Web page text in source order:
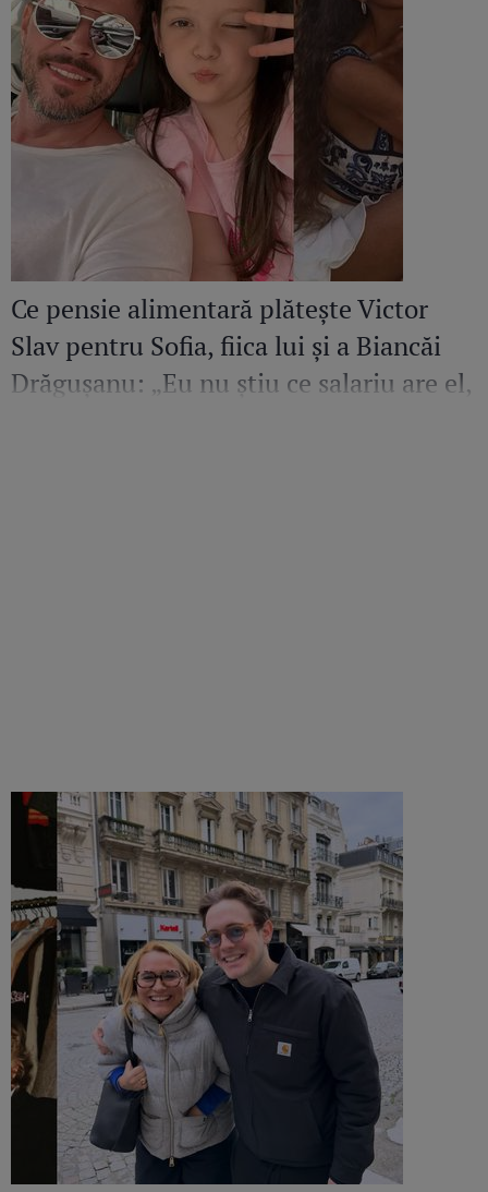
Ce pensie alimentară plătește Victor
Slav pentru Sofia, fiica lui și a Biancăi
Drăgușanu: „Eu nu știu ce salariu are el,